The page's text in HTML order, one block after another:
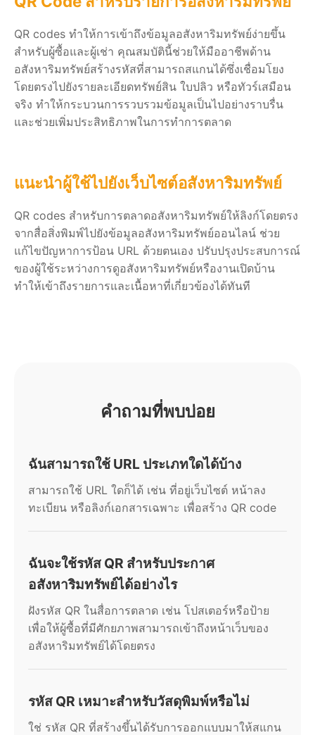
QR codes ทำให้การเข้าถึงข้อมูลอสังหาริมทรัพย์ง่ายขึ้น
สำหรับผู้ซื้อและผู้เช่า คุณสมบัตินี้ช่วยให้มืออาชีพด้าน
อสังหาริมทรัพย์สร้างรหัสที่สามารถสแกนได้ซึ่งเชื่อมโยง
โดยตรงไปยังรายละเอียดทรัพย์สิน ใบปลิว หรือทัวร์เสมือน
จริง ทำให้กระบวนการรวบรวมข้อมูลเป็นไปอย่างราบรื่น
และช่วยเพิ่มประสิทธิภาพในการทำการตลาด
แนะนำผู้ใช้ไปยังเว็บไซต์อสังหาริมทรัพย์
QR codes สำหรับการตลาดอสังหาริมทรัพย์ให้ลิงก์โดยตรง
จากสื่อสิ่งพิมพ์ไปยังข้อมูลอสังหาริมทรัพย์ออนไลน์ ช่วย
แก้ไขปัญหาการป้อน URL ด้วยตนเอง ปรับปรุงประสบการณ์
ของผู้ใช้ระหว่างการดูอสังหาริมทรัพย์หรืองานเปิดบ้าน
ทำให้เข้าถึงรายการและเนื้อหาที่เกี่ยวข้องได้ทันที
คำถามที่พบบ่อย
ฉันสามารถใช้ URL ประเภทใดได้บ้าง
สามารถใช้ URL ใดก็ได้ เช่น ที่อยู่เว็บไซต์ หน้าลง
ทะเบียน หรือลิงก์เอกสารเฉพาะ เพื่อสร้าง QR code
ฉันจะใช้รหัส QR สำหรับประกาศ
อสังหาริมทรัพย์ได้อย่างไร
ฝังรหัส QR ในสื่อการตลาด เช่น โปสเตอร์หรือป้าย
เพื่อให้ผู้ซื้อที่มีศักยภาพสามารถเข้าถึงหน้าเว็บของ
อสังหาริมทรัพย์ได้โดยตรง
รหัส QR เหมาะสำหรับวัสดุพิมพ์หรือไม่
ใช่ รหัส QR ที่สร้างขึ้นได้รับการออกแบบมาให้สแกน